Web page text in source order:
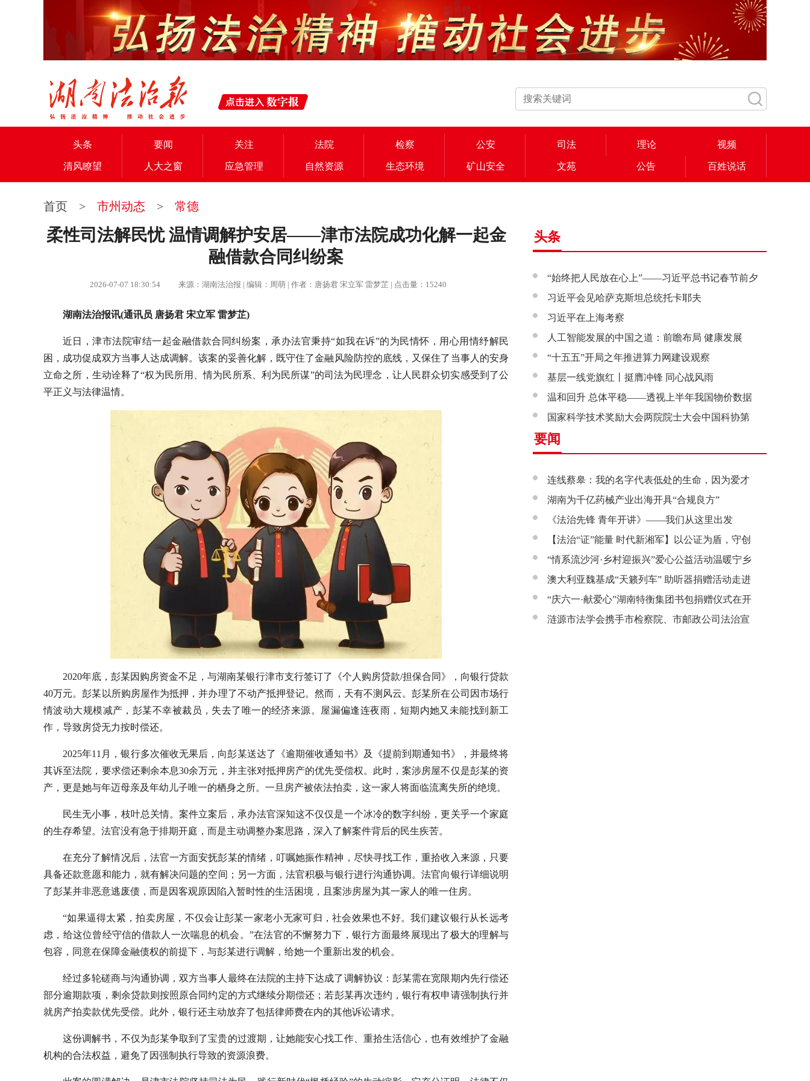
头条 要闻 关注 法院 检察 公安 司法 理论 视频
清风瞭望 人大之窗 应急管理 自然资源 生态环境 矿山安全 文苑 公告 百姓说话
首页 > 市州动态 > 常德
柔性司法解民忧 温情调解护安居——津市法院成功化解一起金
融借款合同纠纷案
2026-07-07 18:30:54 来源：湖南法治报 | 编辑：周萌 | 作者：唐扬君 宋立军 雷梦芷 | 点击量：15240
湖南法治报讯(通讯员 唐扬君 宋立军 雷梦芷)
近日，津市法院审结一起金融借款合同纠纷案，承办法官秉持“如我在诉”的为民情怀，用心用情纾解民
困，成功促成双方当事人达成调解。该案的妥善化解，既守住了金融风险防控的底线，又保住了当事人的安身
立命之所，生动诠释了“权为民所用、情为民所系、利为民所谋”的司法为民理念，让人民群众切实感受到了公
平正义与法律温情。
2020年底，彭某因购房资金不足，与湖南某银行津市支行签订了《个人购房贷款/担保合同》，向银行贷款
40万元。彭某以所购房屋作为抵押，并办理了不动产抵押登记。然而，天有不测风云。彭某所在公司因市场行
情波动大规模减产，彭某不幸被裁员，失去了唯一的经济来源。屋漏偏逢连夜雨，短期内她又未能找到新工
作，导致房贷无力按时偿还。
2025年11月，银行多次催收无果后，向彭某送达了《逾期催收通知书》及《提前到期通知书》，并最终将
其诉至法院，要求偿还剩余本息30余万元，并主张对抵押房产的优先受偿权。此时，案涉房屋不仅是彭某的资
产，更是她与年迈母亲及年幼儿子唯一的栖身之所。一旦房产被依法拍卖，这一家人将面临流离失所的绝境。
民生无小事，枝叶总关情。案件立案后，承办法官深知这不仅仅是一个冰冷的数字纠纷，更关乎一个家庭
的生存希望。法官没有急于排期开庭，而是主动调整办案思路，深入了解案件背后的民生疾苦。
在充分了解情况后，法官一方面安抚彭某的情绪，叮嘱她振作精神，尽快寻找工作，重拾收入来源，只要
具备还款意愿和能力，就有解决问题的空间；另一方面，法官积极与银行进行沟通协调。法官向银行详细说明
了彭某并非恶意逃废债 ，而是因客观原因陷入暂时性的生活困境，且案涉房屋为其一家人的唯一住房。
“如果逼得太紧，拍卖房屋，不仅会让彭某一家老小无家可归，社会效果也不好。我们建议银行从长远考
虑，给这位曾经守信的借款人一次喘息的机会。”在法官的不懈努力下，银行方面最终展现出了极大的理解与
包容，同意在保障金融债权的前提下，与彭某进行调解，给她一个重新出发的机会。
经过多轮磋商与沟通协调，双方当事人最终在法院的主持下达成了调解协议：彭某需在宽限期内先行偿还
部分逾期款项，剩余贷款则按照原合同约定的方式继续分期偿还；若彭某再次违约，银行有权申请强制执行并
就房产拍卖款优先受偿。此外，银行还主动放弃了包括律师费在内的其他诉讼请求。
这份调解书，不仅为彭某争取到了宝贵的过渡期，让她能安心找工作、重拾生活信心，也有效维护了金融
机构的合法权益，避免了因强制执行导致的资源浪费。
头条
“始终把人民放在心上”——习近平总书记春节前夕
赴辽宁看望慰问基层干部群众纪实
习近平会见哈萨克斯坦总统托卡耶夫
习近平在上海考察
人工智能发展的中国之道：前瞻布局 健康发展
“十五五”开局之年推进算力网建设观察
基层一线党旗红丨挺膺冲锋 同心战风雨
温和回升 总体平稳——透视上半年我国物价数据
国家科学技术奖励大会两院院士大会中国科协第
十一次全国代表大会在京召开
要闻
连线蔡皋：我的名字代表低处的生命，因为爱才
接近理想的高地
湖南为千亿药械产业出海开具“合规良方”
《法治先锋 青年开讲》——我们从这里出发
【法治“证”能量 时代新湘军】以公证为盾，守创
新之魂 湖南青年公证人为知识产权保护筑牢防线
“情系流沙河·乡村迎振兴”爱心公益活动温暖宁乡
市流沙河镇
澳大利亚魏基成“天籁列车” 助听器捐赠活动走进
开慧镇
“庆六一·献爱心”湖南特衡集团书包捐赠仪式在开
慧镇举行
涟源市法学会携手市检察院、市邮政公司法治宣